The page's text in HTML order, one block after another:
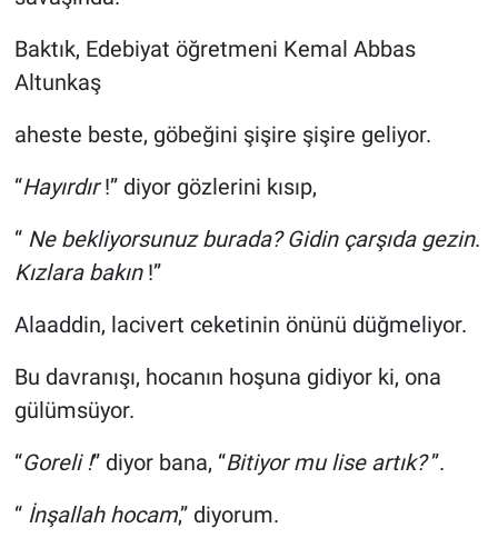
Baktık, Edebiyat öğretmeni Kemal Abbas
Altunkaş
aheste beste, göbeğini şişire şişire geliyor.
“Hayırdır!” diyor gözlerini kısıp,
“ Ne bekliyorsunuz burada? Gidin çarşıda gezin.
Kızlara bakın!”
Alaaddin, lacivert ceketinin önünü düğmeliyor.
Bu davranışı, hocanın hoşuna gidiyor ki, ona
gülümsüyor.
“Goreli !” diyor bana, “Bitiyor mu lise artık?”.
“ İnşallah hocam,” diyorum.